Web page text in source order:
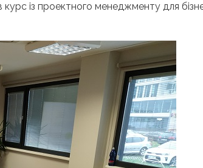
курс із проектного менеджменту для